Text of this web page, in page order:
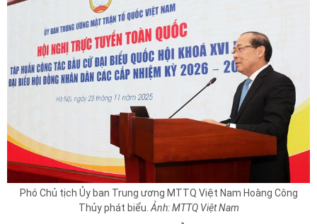
Phó Chủ tịch Ủy ban Trung ương MTTQ Việt Nam Hoàng Công
Thủy phát biểu. Ảnh: MTTQ Việt Nam